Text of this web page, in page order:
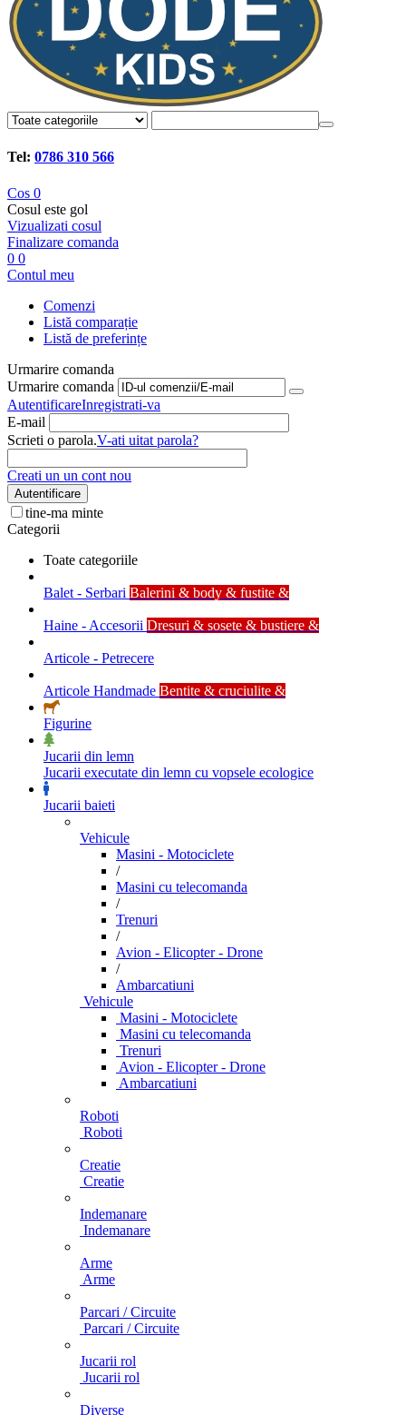
Tel: 0786 310 566
Cos 0
Cosul este gol
Vizualizati cosul
Finalizare comanda
0 0
Contul meu
Comenzi
Listă comparație
Listă de preferințe
Urmarire comanda
Urmarire comanda
AutentificareInregistrati-va
E-mail
Scrieti o parola.V-ati uitat parola?
Creati un un cont nou
Autentificare
tine-ma minte
Categorii
Toate categoriile
Balet - Serbari Balerini & body & fustite &
Haine - Accesorii Dresuri & sosete & bustiere &
Articole - Petrecere
Articole Handmade Bentite & cruciulite &
Figurine
Jucarii din lemn
Jucarii executate din lemn cu vopsele ecologice
Jucarii baieti
Vehicule
Masini - Motociclete
/
Masini cu telecomanda
/
Trenuri
/
Avion - Elicopter - Drone
/
Ambarcatiuni
Vehicule
Masini - Motociclete
Masini cu telecomanda
Trenuri
Avion - Elicopter - Drone
Ambarcatiuni
Roboti
Roboti
Creatie
Creatie
Indemanare
Indemanare
Arme
Arme
Parcari / Circuite
Parcari / Circuite
Jucarii rol
Jucarii rol
Diverse